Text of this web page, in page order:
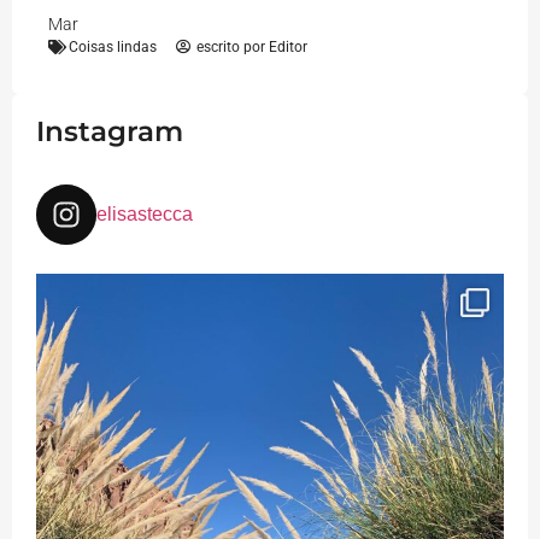
Mar
Coisas lindas escrito por Editor
Instagram
elisastecca